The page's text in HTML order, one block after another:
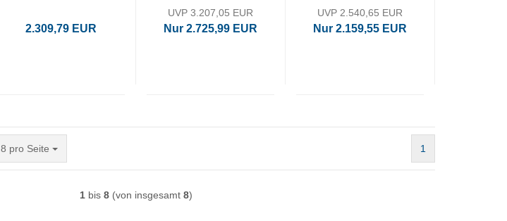
2.309,79 EUR
UVP 3.207,05 EUR
Nur 2.725,99 EUR
UVP 2.540,65 EUR
Nur 2.159,55 EUR
8 pro Seite
pro Seite 1
1 bis8 (von insgesamt8)